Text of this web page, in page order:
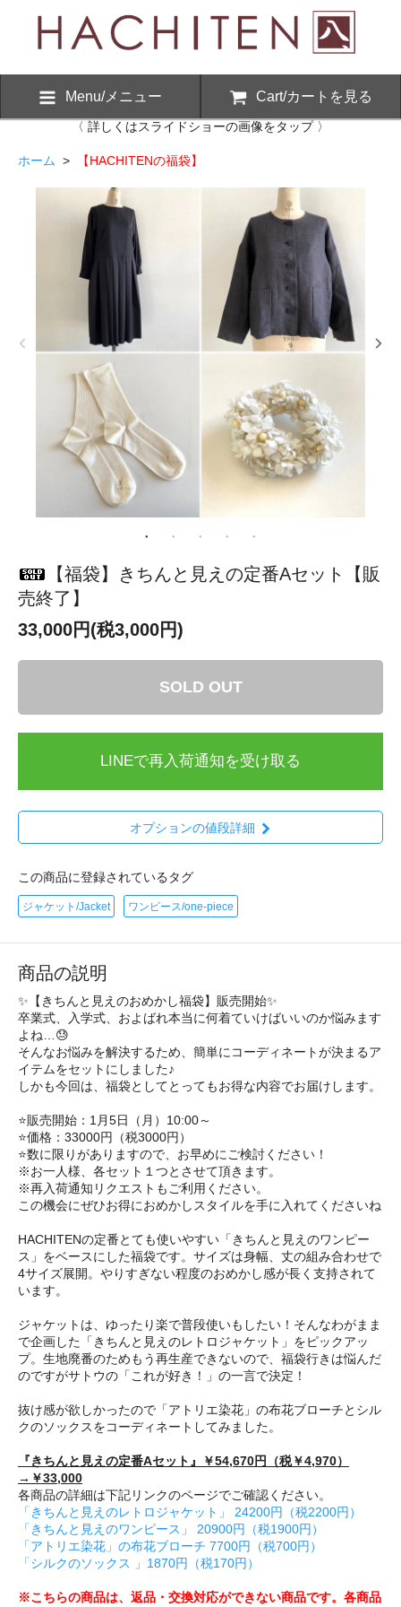
Menu/メニュー Cart/カートを見る
〈 詳しくはスライドショーの画像をタップ 〉
ホーム > 【HACHITENの福袋】
【福袋】きちんと見えの定番Aセット【販
売終了】
33,000円(税3,000円)
SOLD OUT
LINEで再入荷通知を受け取る
オプションの値段詳細
この商品に登録されているタグ
ジャケット/Jacket ワンピース/one-piece
商品の説明
✨【きちんと見えのおめかし福袋】販売開始✨
卒業式、入学式、およばれ本当に何着ていけばいいのか悩みます
よね…😓
そんなお悩みを解決するため、簡単にコーディネートが決まるア
イテムをセットにしました♪
しかも今回は、福袋としてとってもお得な内容でお届けします。
⭐️販売開始：1月5日（月）10:00～
⭐️価格：33000円（税3000円）
⭐️数に限りがありますので、お早めにご検討ください！
※お一人様、各セット１つとさせて頂きます。
※再入荷通知リクエストもご利用ください。
この機会にぜひお得におめかしスタイルを手に入れてくださいね
HACHITENの定番とても使いやすい「きちんと見えのワンピー
ス」をベースにした福袋です。サイズは身幅、丈の組み合わせで
4サイズ展開。やりすぎない程度のおめかし感が長く支持されて
います。
ジャケットは、ゆったり楽で普段使いもしたい！そんなわがまま
で企画した「きちんと見えのレトロジャケット」をピックアッ
プ。生地廃番のためもう再生産できないので、福袋行きは悩んだ
のですがサトウの「これが好き！」の一言で決定！
抜け感が欲しかったので「アトリエ染花」の布花ブローチとシル
クのソックスをコーディネートしてみました。
『きちんと見えの定番Aセット』￥54,670円（税￥4,970）
→￥33,000
各商品の詳細は下記リンクのページでご確認ください。
「きちんと見えのレトロジャケット」 24200円（税2200円）
「きちんと見えのワンピース」 20900円（税1900円）
「アトリエ染花」の布花ブローチ 7700円（税700円）
「シルクのソックス 」1870円（税170円）
※こちらの商品は、返品・交換対応ができない商品です。各商品